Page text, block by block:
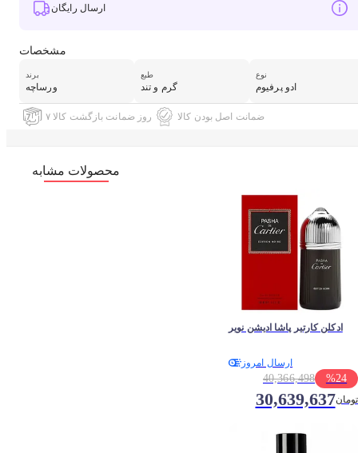
ارسال رایگان
مشخصات
برند
ورساچه
طبع
گرم و تند
نوع
ادو پرفیوم
۷ روز ضمانت بازگشت کالا ضمانت اصل بودن کالا
محصولات مشابه
ادکلن کارتیر پاشا ادیشن نویر
ارسال امروز
40,366,498 %24
30,639,637تومان